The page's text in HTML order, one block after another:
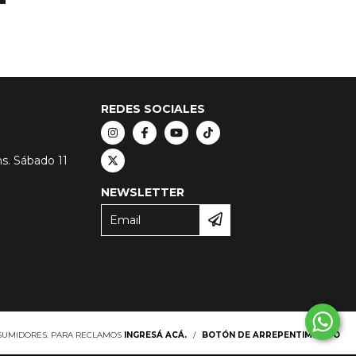
Sábado 11
REDES SOCIALES
NEWSLETTER
PARA RECLAMOS INGRESÁ ACÁ. / BOTÓN DE ARREPENTIMIENTO